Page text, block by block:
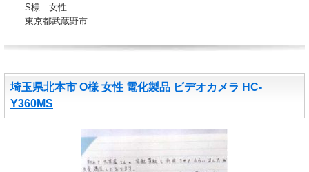
S様 女性
東京都武蔵野市
埼玉県北本市 O様 女性 電化製品 ビデオカメラ HC-
Y360MS